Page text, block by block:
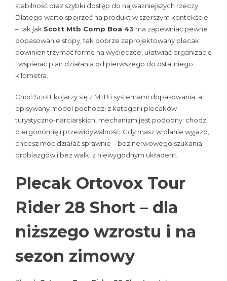
stabilność oraz szybki dostęp do najważniejszych rzeczy.
Dlatego warto spojrzeć na produkt w szerszym kontekście
– tak jak Scott Mtb Comp Boa 43 ma zapewniać pewne
dopasowanie stopy, tak dobrze zaprojektowany plecak
powinien trzymać formę na wycieczce, ułatwiać organizację
i wspierać plan działania od pierwszego do ostatniego
kilometra.
Choć Scott kojarzy się z MTB i systemami dopasowania, a
opisywany model pochodzi z kategorii plecaków
turystyczno-narciarskich, mechanizm jest podobny: chodzi
o ergonomię i przewidywalność. Gdy masz w planie wyjazd,
chcesz móc działać sprawnie – bez nerwowego szukania
drobiazgów i bez walki z niewygodnym układem.
Plecak Ortovox Tour
Rider 28 Short – dla
niższego wzrostu i na
sezon zimowy